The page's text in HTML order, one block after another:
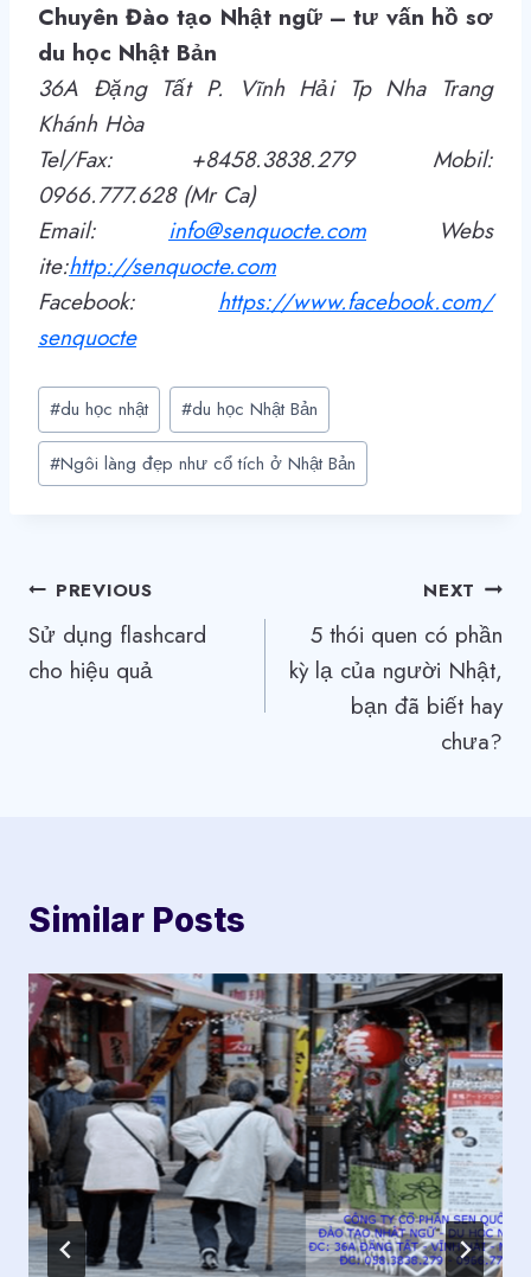
Chuyên Đào tạo Nhật ngữ – tư vấn hồ sơ
du học Nhật Bản
36A Đặng Tất P. Vĩnh Hải Tp Nha Trang
Khánh Hòa
Tel/Fax: +8458.3838.279 Mobil:
0966.777.628 (Mr Ca)
Email: info@senquocte.com
Webs
ite:http://senquocte.com
Facebook:
https://www.facebook.com/
senquocte
Post
Tags:
#du học nhật #du học Nhật Bản
#Ngôi làng đẹp như cổ tích ở Nhật Bản
Điều
hướng
PREVIOUS
Sử dụng flashcard
cho hiệu quả
NEXT
5 thói quen có phần
kỳ lạ của người Nhật,
bạn đã biết hay
chưa?
Similar Posts